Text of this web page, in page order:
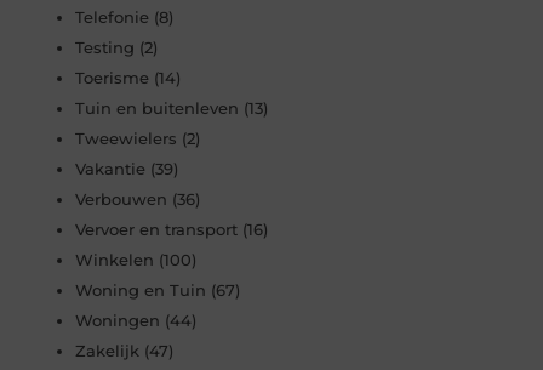
Telefonie (8)
Testing (2)
Toerisme (14)
Tuin en buitenleven (13)
Tweewielers (2)
Vakantie (39)
Verbouwen (36)
Vervoer en transport (16)
Winkelen (100)
Woning en Tuin (67)
Woningen (44)
Zakelijk (47)